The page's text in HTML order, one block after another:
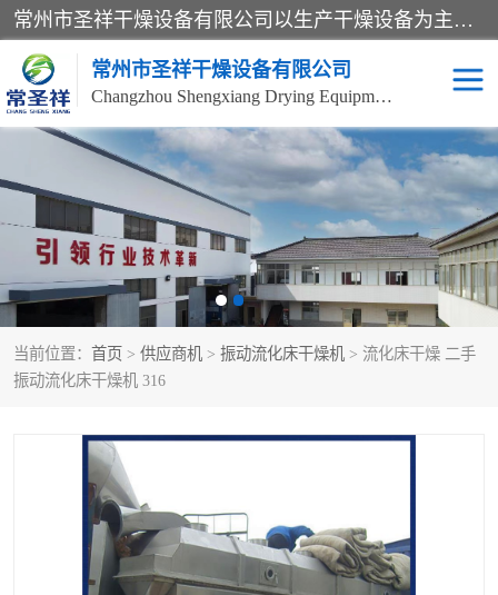
常州市圣祥干燥设备有限公司以生产干燥设备为主导产品，提供：干燥设备、干燥机、混合机、气流干燥机、烘箱、热风循环烘箱、沸腾干燥机、烘干机、喷雾干燥机等产品的生产、制造与销售服务。
常州市圣祥干燥设备有限公司
Changzhou Shengxiang Drying Equipment Co. , Ltd.
当前位置： 首页 > 供应商机 > 振动流化床干燥机 > 流化床干燥 二手
振动流化床干燥机 316
单锥真空干燥机 双锥真空干燥机
气流干燥机 滚筒刮板干燥机
干燥机 闪蒸干燥机
桨叶干燥机 高速混合机
粗粉碎机
单锥螺带真空干燥机 沸腾干燥机
方形圆形真空干燥机 真空耙式干燥机